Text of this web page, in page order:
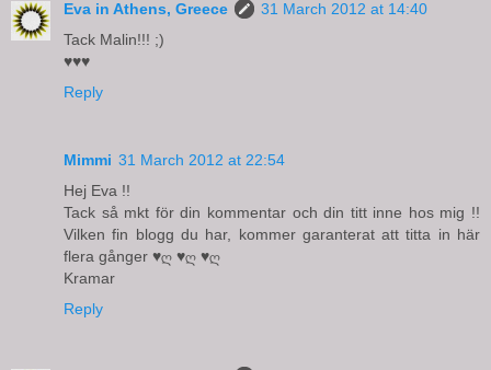
Eva in Athens, Greece
31 March 2012 at 14:40
Tack Malin!!! ;)
♥♥♥
Reply
Mimmi 31 March 2012 at 22:54
Hej Eva !!
Tack så mkt för din kommentar och din titt inne hos mig !!
Vilken fin blogg du har, kommer garanterat att titta in här
flera gånger ♥ღ ♥ღ ♥ღ
Kramar
Reply